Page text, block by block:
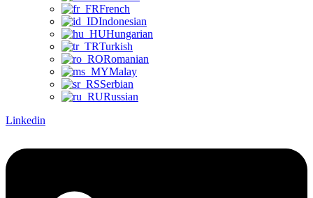
French
Indonesian
Hungarian
Turkish
Romanian
Malay
Serbian
Russian
Linkedin